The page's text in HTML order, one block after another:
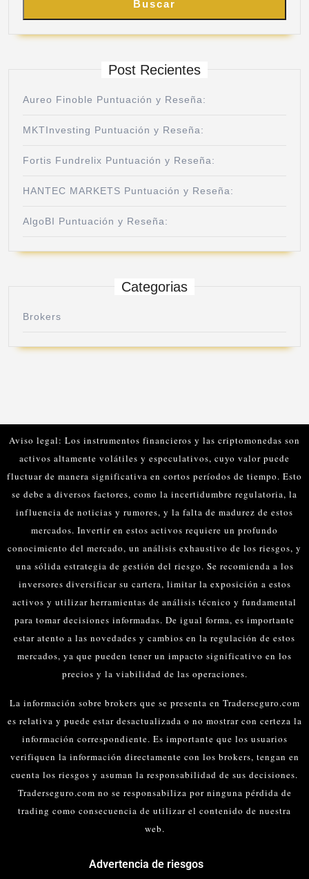
Buscar
Post Recientes
Aureo Finoble Puntuación y Reseña:
MKTInvesting Puntuación y Reseña:
Fortis Fundrelix Puntuación y Reseña:
HANTEC MARKETS Puntuación y Reseña:
AlgoBI Puntuación y Reseña:
Categorias
Brokers
Aviso legal: Los instrumentos financieros y las criptomonedas son
activos altamente volátiles y especulativos, cuyo valor puede
fluctuar de manera significativa en cortos períodos de tiempo. Esto
se debe a diversos factores, como la incertidumbre regulatoria, la
influencia de noticias y rumores, y la falta de madurez de estos
mercados. Invertir en estos activos requiere un profundo
conocimiento del mercado, un análisis exhaustivo de los riesgos, y
una sólida estrategia de gestión del riesgo. Se recomienda a los
inversores diversificar su cartera, limitar la exposición a estos
activos y utilizar herramientas de análisis técnico y fundamental
para tomar decisiones informadas. De igual forma, es importante
estar atento a las novedades y cambios en la regulación de estos
mercados, ya que pueden tener un impacto significativo en los
precios y la viabilidad de las operaciones.
La información sobre brokers que se presenta en Traderseguro.com
es relativa y puede estar desactualizada o no mostrar con certeza la
información correspondiente. Es importante que los usuarios
verifiquen la información directamente con los brokers, tengan en
cuenta los riesgos y asuman la responsabilidad de sus decisiones.
Traderseguro.com no se responsabiliza por ninguna pérdida de
trading como consecuencia de utilizar el contenido de nuestra
web.
Advertencia de riesgos